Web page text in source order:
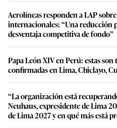
Aerolíneas responden a LAP
internacionales: “Una reducción
desventaja competitiva de fondo”
Papa León XIV en Perú: estas son
confirmadas en Lima, Chiclayo,
“La organización está
Neuhaus, expresidente de Lima
de Lima 2027 y en qué más está